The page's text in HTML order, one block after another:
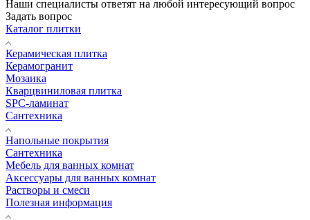
Наши специалисты ответят на любой интересующий вопрос
Задать вопрос
Каталог плитки
Керамическая плитка
Керамогранит
Мозаика
Кварцвиниловая плитка
SPC-ламинат
Сантехника
Напольные покрытия
Сантехника
Мебель для ванных комнат
Аксессуары для ванных комнат
Растворы и смеси
Полезная информация